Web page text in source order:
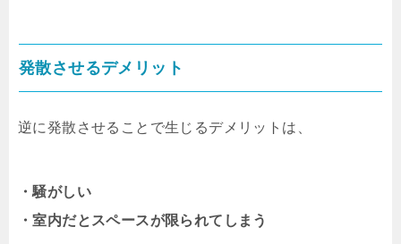
発散させるデメリット
逆に発散させることで生じるデメリットは、
・騒がしい
・室内だとスペースが限られてしまう